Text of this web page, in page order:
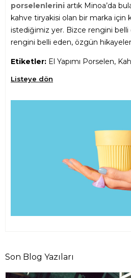
porselenlerini artık Minoa’da
kahve tiryakisi olan bir marka için
istediğimiz yer. Bizce rengini
rengini belli eden, özgün
Etiketler: El Yapımı Porselen,
Listeye dön
Son Blog Yazıları